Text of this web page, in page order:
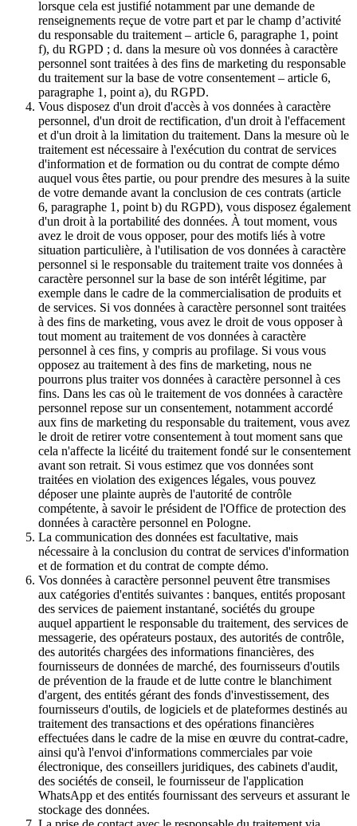
lorsque cela est justifié notamment par une demande de
renseignements reçue de votre part et par le champ d’activité
du responsable du traitement – article 6, paragraphe 1, point
f), du RGPD ; d. dans la mesure où vos données à caractère
personnel sont traitées à des fins de marketing du responsable
du traitement sur la base de votre consentement – article 6,
paragraphe 1, point a), du RGPD.
Vous disposez d'un droit d'accès à vos données à caractère
personnel, d'un droit de rectification, d'un droit à l'effacement
et d'un droit à la limitation du traitement. Dans la mesure où le
traitement est nécessaire à l'exécution du contrat de services
d'information et de formation ou du contrat de compte démo
auquel vous êtes partie, ou pour prendre des mesures à la suite
de votre demande avant la conclusion de ces contrats (article
6, paragraphe 1, point b) du RGPD), vous disposez également
d'un droit à la portabilité des données. À tout moment, vous
avez le droit de vous opposer, pour des motifs liés à votre
situation particulière, à l'utilisation de vos données à caractère
personnel si le responsable du traitement traite vos données à
caractère personnel sur la base de son intérêt légitime, par
exemple dans le cadre de la commercialisation de produits et
de services. Si vos données à caractère personnel sont traitées
à des fins de marketing, vous avez le droit de vous opposer à
tout moment au traitement de vos données à caractère
personnel à ces fins, y compris au profilage. Si vous vous
opposez au traitement à des fins de marketing, nous ne
pourrons plus traiter vos données à caractère personnel à ces
fins. Dans les cas où le traitement de vos données à caractère
personnel repose sur un consentement, notamment accordé
aux fins de marketing du responsable du traitement, vous avez
le droit de retirer votre consentement à tout moment sans que
cela n'affecte la licéité du traitement fondé sur le consentement
avant son retrait. Si vous estimez que vos données sont
traitées en violation des exigences légales, vous pouvez
déposer une plainte auprès de l'autorité de contrôle
compétente, à savoir le président de l'Office de protection des
données à caractère personnel en Pologne.
La communication des données est facultative, mais
nécessaire à la conclusion du contrat de services d'information
et de formation et du contrat de compte démo.
Vos données à caractère personnel peuvent être transmises
aux catégories d'entités suivantes : banques, entités proposant
des services de paiement instantané, sociétés du groupe
auquel appartient le responsable du traitement, des services de
messagerie, des opérateurs postaux, des autorités de contrôle,
des autorités chargées des informations financières, des
fournisseurs de données de marché, des fournisseurs d'outils
de prévention de la fraude et de lutte contre le blanchiment
d'argent, des entités gérant des fonds d'investissement, des
fournisseurs d'outils, de logiciels et de plateformes destinés au
traitement des transactions et des opérations financières
effectuées dans le cadre de la mise en œuvre du contrat-cadre,
ainsi qu'à l'envoi d'informations commerciales par voie
électronique, des conseillers juridiques, des cabinets d'audit,
des sociétés de conseil, le fournisseur de l'application
WhatsApp et des entités fournissant des serveurs et assurant le
stockage des données.